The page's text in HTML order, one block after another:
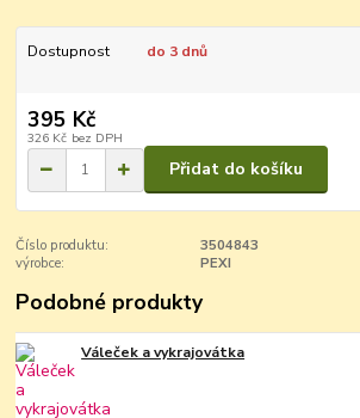
Dostupnost do 3 dnů
395 Kč
326 Kč bez DPH
Přidat do košíku
Číslo produktu:
3504843
výrobce:
PEXI
Podobné produkty
Váleček a vykrajovátka